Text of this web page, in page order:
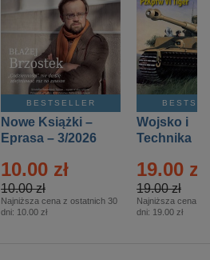
BESTSELLER
Nowe Książki –
Eprasa – 3/2026
10.00 zł
10.00 zł
Najniższa cena z ostatnich 30
dni: 10.00 zł
Wojsko i
Technika
– 2/2026
19.00 zł
19.00 zł
Najniższa cena z
dni: 19.00 zł